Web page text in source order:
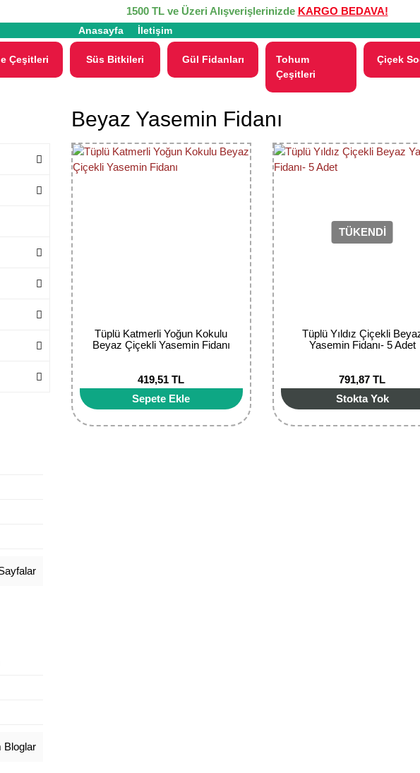
1500 TL ve Üzeri Alışverişlerinizde KARGO BEDAVA!
Anasayfa İletişim
Çeşitleri Süs Bitkileri Gül Fidanları
Tohum
Çeşitleri
Çiçek
Bloglar
Beyaz Yasemin Fidanı
Tüplü Katmerli Yoğun Kokulu
Beyaz Çiçekli Yasemin Fidanı
419,51 TL
Sepete Ekle
TÜKENDİ
Tüplü Yıldız Çiçekli
Yasemin Fidanı- 5 Adet
791,87 TL
Stokta Yok